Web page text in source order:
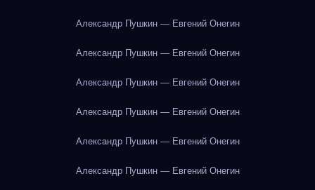
Александр Пушкин — Евгений Онегин
Александр Пушкин — Евгений Онегин
Александр Пушкин — Евгений Онегин
Александр Пушкин — Евгений Онегин
Александр Пушкин — Евгений Онегин
Александр Пушкин — Евгений Онегин